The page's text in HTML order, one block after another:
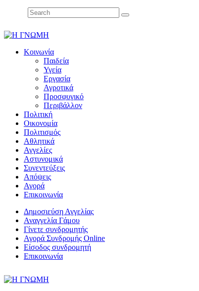
Κοινωνία
Παιδεία
Υγεία
Εργασία
Αγροτικά
Προσφυγικό
Περιβάλλον
Πολιτική
Οικονομία
Πολιτισμός
Αθλητικά
Αγγελίες
Αστυνομικά
Συνεντεύξεις
Απόψεις
Αγορά
Επικοινωνία
Δημοσιεύση Αγγελίας
Αναγγελία Γάμου
Γίνετε συνδρομητής
Αγορά Συνδρομής Online
Είσοδος συνδρομητή
Επικοινωνία